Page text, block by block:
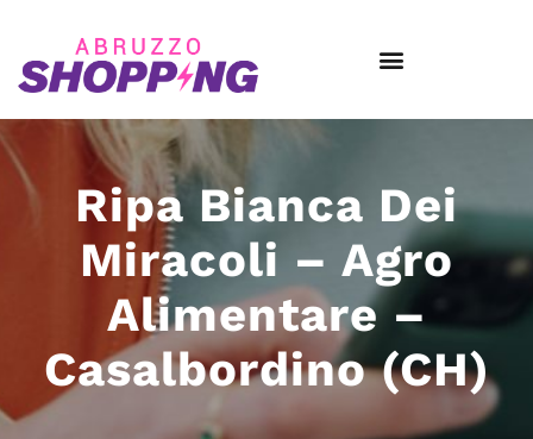
Ripa Bianca Dei
Miracoli – Agro
Alimentare –
Casalbordino (CH)